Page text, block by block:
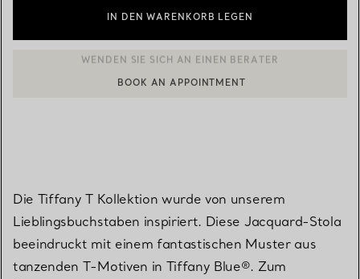
IN DEN WARENKORB LEGEN
EINEN KUNDENBERATER KONTAKTIEREN ODER EINEN
Die Tiffany T Kollektion wurde von unserem
Lieblingsbuchstaben inspiriert. Diese Jacquard-Stola
beeindruckt mit einem fantastischen Muster aus
tanzenden T-Motiven in Tiffany Blue®. Zum